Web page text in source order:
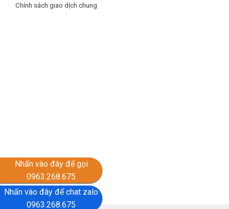
Nhấn vào đây để gọi
0963.268.675
Nhấn vào đây để chat zalo
0963.268.675
Chính sách giao dịch chung